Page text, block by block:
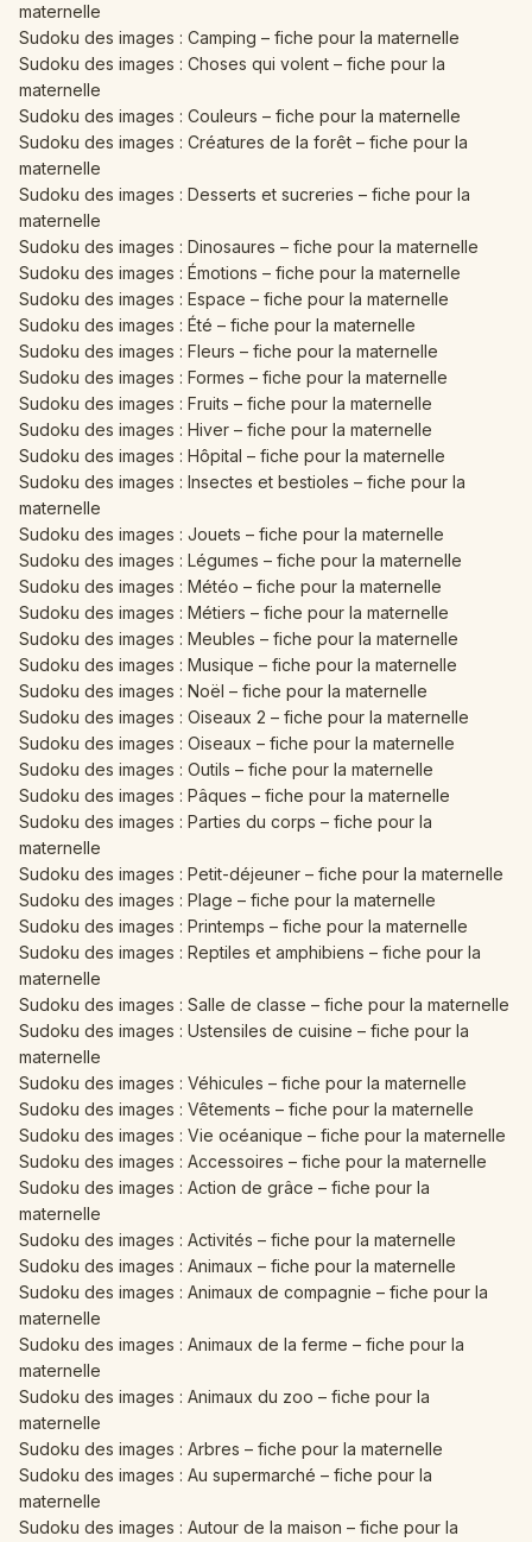
maternelle
Sudoku des images : Camping – fiche pour la maternelle
Sudoku des images : Choses qui volent – fiche pour la
maternelle
Sudoku des images : Couleurs – fiche pour la maternelle
Sudoku des images : Créatures de la forêt – fiche pour la
maternelle
Sudoku des images : Desserts et sucreries – fiche pour la
maternelle
Sudoku des images : Dinosaures – fiche pour la maternelle
Sudoku des images : Émotions – fiche pour la maternelle
Sudoku des images : Espace – fiche pour la maternelle
Sudoku des images : Été – fiche pour la maternelle
Sudoku des images : Fleurs – fiche pour la maternelle
Sudoku des images : Formes – fiche pour la maternelle
Sudoku des images : Fruits – fiche pour la maternelle
Sudoku des images : Hiver – fiche pour la maternelle
Sudoku des images : Hôpital – fiche pour la maternelle
Sudoku des images : Insectes et bestioles – fiche pour la
maternelle
Sudoku des images : Jouets – fiche pour la maternelle
Sudoku des images : Légumes – fiche pour la maternelle
Sudoku des images : Météo – fiche pour la maternelle
Sudoku des images : Métiers – fiche pour la maternelle
Sudoku des images : Meubles – fiche pour la maternelle
Sudoku des images : Musique – fiche pour la maternelle
Sudoku des images : Noël – fiche pour la maternelle
Sudoku des images : Oiseaux 2 – fiche pour la maternelle
Sudoku des images : Oiseaux – fiche pour la maternelle
Sudoku des images : Outils – fiche pour la maternelle
Sudoku des images : Pâques – fiche pour la maternelle
Sudoku des images : Parties du corps – fiche pour la
maternelle
Sudoku des images : Petit-déjeuner – fiche pour la maternelle
Sudoku des images : Plage – fiche pour la maternelle
Sudoku des images : Printemps – fiche pour la maternelle
Sudoku des images : Reptiles et amphibiens – fiche pour la
maternelle
Sudoku des images : Salle de classe – fiche pour la maternelle
Sudoku des images : Ustensiles de cuisine – fiche pour la
maternelle
Sudoku des images : Véhicules – fiche pour la maternelle
Sudoku des images : Vêtements – fiche pour la maternelle
Sudoku des images : Vie océanique – fiche pour la maternelle
Sudoku des images : Accessoires – fiche pour la maternelle
Sudoku des images : Action de grâce – fiche pour la
maternelle
Sudoku des images : Activités – fiche pour la maternelle
Sudoku des images : Animaux – fiche pour la maternelle
Sudoku des images : Animaux de compagnie – fiche pour la
maternelle
Sudoku des images : Animaux de la ferme – fiche pour la
maternelle
Sudoku des images : Animaux du zoo – fiche pour la
maternelle
Sudoku des images : Arbres – fiche pour la maternelle
Sudoku des images : Au supermarché – fiche pour la
maternelle
Sudoku des images : Autour de la maison – fiche pour la